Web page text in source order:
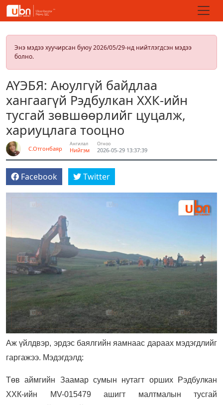
Энэ мэдээ хуучирсан буюу 2026/05/29-нд нийтлэгдсэн мэдээ
болно.
АҮЭБЯ: Аюулгүй байдлаа
хангаагүй Рэдбулкан ХХК-ийн
тусгай зөвшөөрлийг цуцалж,
хариуцлага тооцно
С.Отгонбаяр
Ангилал
Нийгэм
Огноо
2026-05-29 13:37:39
Facebook Twitter
Аж үйлдвэр, эрдэс баялгийн яамнаас дараах мэдэгдлийг
гаргажээ. Мэдэгдэлд:
Төв аймгийн Заамар сумын нутагт орших Рэдбулкан
ХХК-ийн MV-015479 ашигт малтмалын тусгай